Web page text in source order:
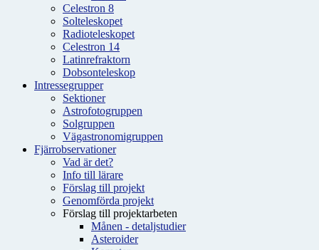
Celestron 8
Solteleskopet
Radioteleskopet
Celestron 14
Latinrefraktorn
Dobsonteleskop
Intressegrupper
Sektioner
Astrofotogruppen
Solgruppen
Vägastronomigruppen
Fjärrobservationer
Vad är det?
Info till lärare
Förslag till projekt
Genomförda projekt
Förslag till projektarbeten
Månen - detaljstudier
Asteroider